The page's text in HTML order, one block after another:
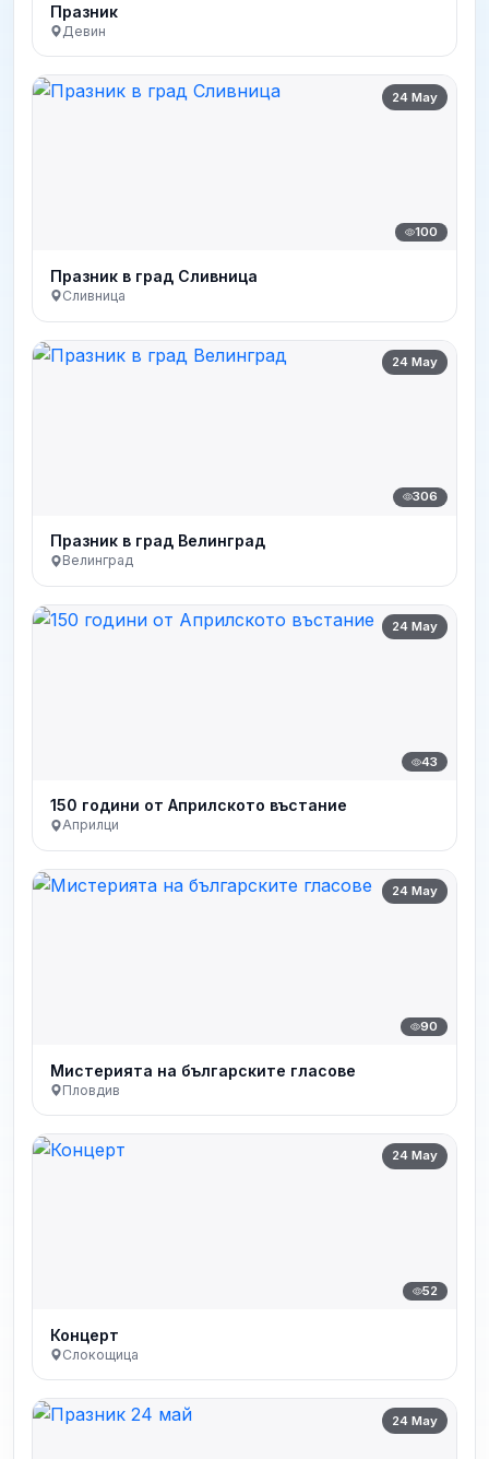
Празник
Девин
24 May
100
Празник в град Сливница
Сливница
24 May
306
Празник в град Велинград
Велинград
24 May
43
150 години от Априлското въстание
Априлци
24 May
90
Мистерията на българските гласове
Пловдив
24 May
52
Концерт
Слокощица
24 May